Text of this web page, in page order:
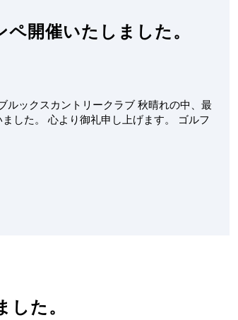
開催いたしました。
ルックスカントリークラブ 秋晴れの中、最
した。 心より御礼申し上げます。 ゴルフ
した。